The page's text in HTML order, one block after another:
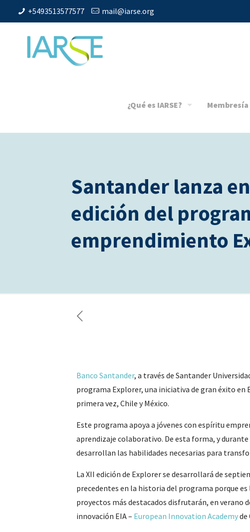
+5493513577577 mail@iarse.org
¿Qué es IARSE? Membresía
Santander lanza
edición del
emprendimiento
Banco Santander, a través de Santander
programa Explorer, una iniciativa de gran éxito en
primera vez, Chile y México.
Este programa apoya a jóvenes con espíritu
aprendizaje colaborativo. De esta forma, y
desarrollan las habilidades necesarias para
La XII edición de Explorer se desarrollará de
precedentes en la historia del programa porque es
proyectos más destacados disfrutarán, en verano
innovación EIA – European Innovation Academyde